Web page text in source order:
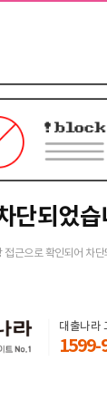
단되었
접근으로 확인되어 차
대출나라
1599-